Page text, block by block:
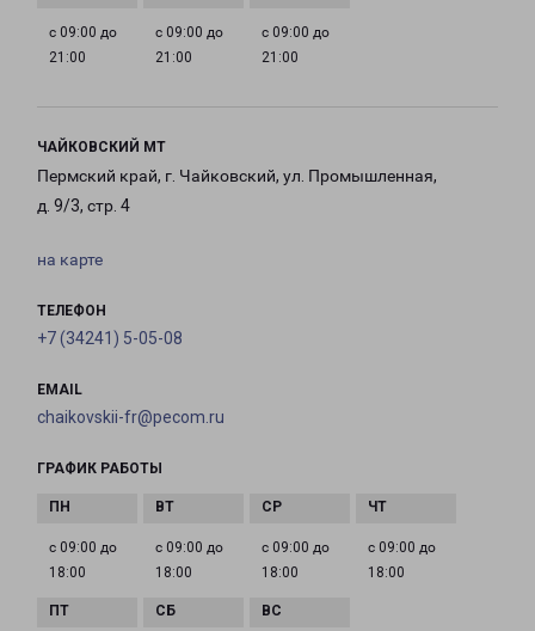
с 09:00 до
21:00
с 09:00 до
21:00
с 09:00 до
21:00
ЧАЙКОВСКИЙ МТ
Пермский край, г. Чайковский, ул. Промышленная,
д. 9/3, стр. 4
на карте
ТЕЛЕФОН
+7 (34241) 5-05-08
EMAIL
chaikovskii-fr@pecom.ru
ГРАФИК РАБОТЫ
с 09:00 до
18:00
с 09:00 до
18:00
с 09:00 до
18:00
с 09:00 до
18:00